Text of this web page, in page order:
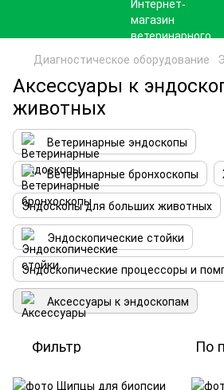
Диагностическое оборудование
Аксессуары к
животных
Ветеринарные эндоскопы
Ветеринарные бронхоскопы
Эндоскопы для больших животных
Эндоскопические стойки
Эндоскопические процессоры и
Аксессуары к эндоскопам
Фильтр По